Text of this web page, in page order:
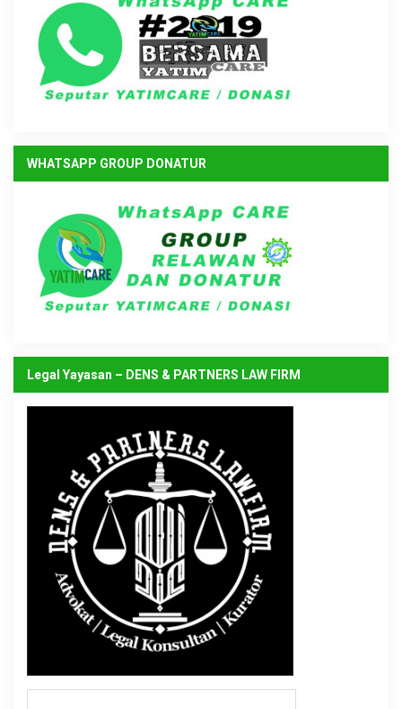
WHATSAPP GROUP DONATUR
Legal Yayasan – DENS & PARTNERS LAW FIRM